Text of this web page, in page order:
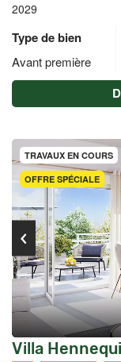
2029
Type de bien
Avant première
OFFRE SPÉCIALE
TRAVAUX EN COURS
Villa